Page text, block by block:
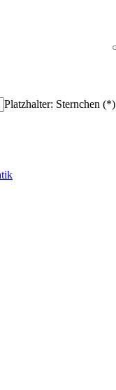
Platzhalter: Sternchen (*)